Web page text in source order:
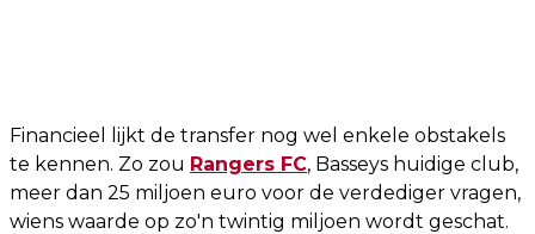
Financieel lijkt de transfer nog wel enkele obstakels
te kennen. Zo zou Rangers FC, Basseys huidige club,
meer dan 25 miljoen euro voor de verdediger vragen,
wiens waarde op zo'n twintig miljoen wordt geschat.